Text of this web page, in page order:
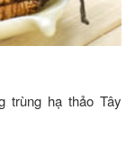
trùng hạ thảo Tây